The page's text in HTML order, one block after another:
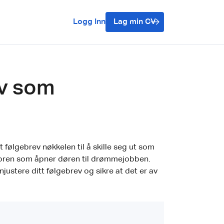
Logg Inn Lag min CV
som
følgebrev nøkkelen til å skille seg ut som
som åpner døren til drømmejobben.
ditt følgebrev og sikre at det er av